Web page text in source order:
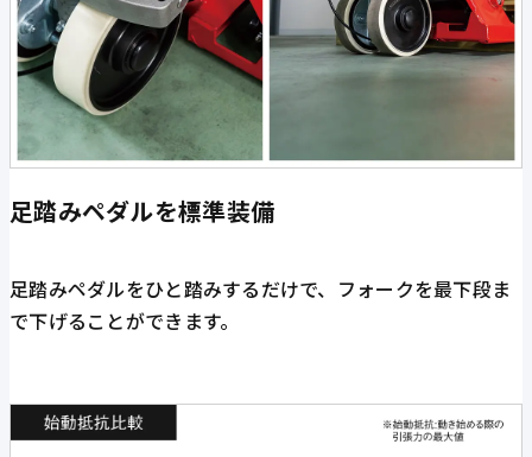
足踏みペダルを標準装備
足踏みペダルをひと踏みするだけで、フォークを最下段ま
で下げることができます。